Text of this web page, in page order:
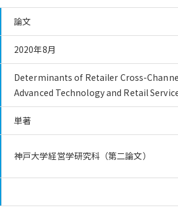
論文
2020年8月
Determinants of Retailer Cross-
Advanced Technology and Retail
単著
神戸大学経営学研究科（第二論文）